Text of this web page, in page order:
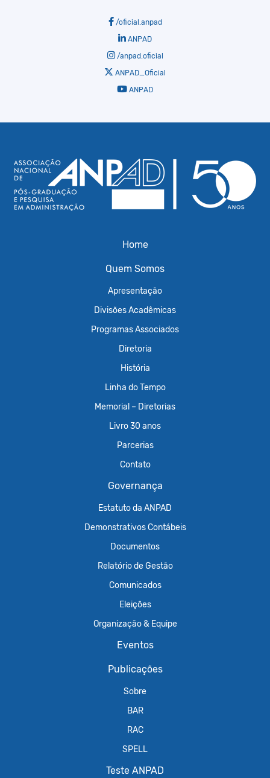
/oficial.anpad
ANPAD
/anpad.oficial
ANPAD_Oficial
ANPAD
Home
Quem Somos
Apresentação
Divisões Acadêmicas
Programas Associados
Diretoria
História
Linha do Tempo
Memorial – Diretorias
Livro 30 anos
Parcerias
Contato
Governança
Estatuto da ANPAD
Demonstrativos Contábeis
Documentos
Relatório de Gestão
Comunicados
Eleições
Organização & Equipe
Eventos
Publicações
Sobre
BAR
RAC
SPELL
Teste ANPAD